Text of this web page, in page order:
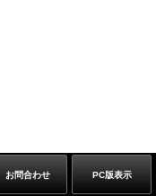
お問合わせ PC版表示